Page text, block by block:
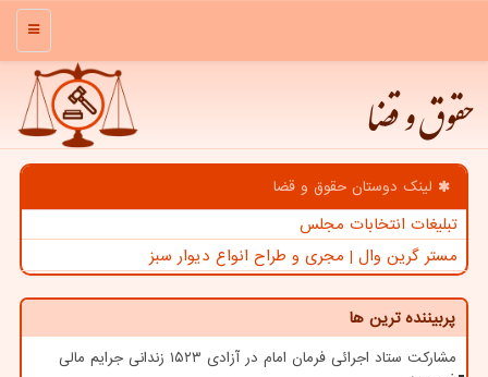
منو
حقوق و قضا
لینک دوستان حقوق و قضا
تبلیغات انتخابات مجلس
مستر گرین وال | مجری و طراح انواع دیوار سبز
پربیننده ترین ها
مشارکت ستاد اجرائی فرمان امام در آزادی ۱۵۲۳ زندانی جرایم مالی